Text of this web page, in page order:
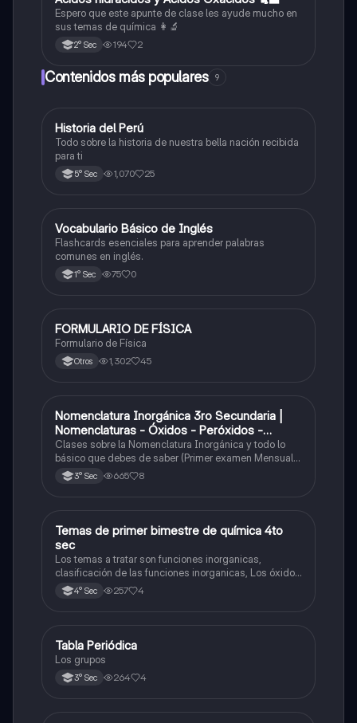
Espero que este apunte de clase les ayude mucho en
sus temas de química 👩‍🔬
2° Sec 194 2
Contenidos más populares 9
Ciencias Sociales
Historia del Perú
Todo sobre la historia de nuestra bella nación recibida
para ti
5° Sec 1,070 25
VInglés
Vocabulario Básico de Inglés
Flashcards esenciales para aprender palabras
comunes en inglés.
1° Sec 75 0
Física
FORMULARIO DE FÍSICA
Formulario de Física
Otros 1,302 45
Química
Nomenclatura Inorgánica 3ro Secundaria |
Nomenclaturas - Óxidos - Peróxidos -
Hidróxido o Bases
Clases sobre la Nomenclatura Inorgánica y todo lo
básico que debes de saber (Primer examen Mensual
2025)3° Sec 665 8
Química
Temas de primer bimestre de química 4to
sec
Los temas a tratar son funciones inorganicas,
clasificación de las funciones inorganicas, Los óxidos
y los óxidos ácidos
4° Sec 257 4
Química
Tabla Periódica
Los grupos
3° Sec 264 4